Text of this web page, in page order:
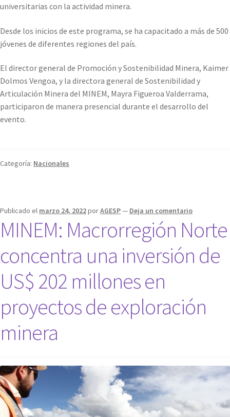
universitarias con la actividad minera.
Desde los inicios de este programa, se ha capacitado a más de 500
jóvenes de diferentes regiones del país.
El director general de Promoción y Sostenibilidad Minera, Kaimer
Dolmos Vengoa, y la directora general de Sostenibilidad y
Articulación Minera del MINEM, Mayra Figueroa Valderrama,
participaron de manera presencial durante el desarrollo del
evento.
Categoría: Nacionales
Publicado el marzo 24, 2022porAGESP— Deja un comentario
MINEM: Macrorregión Norte
concentra una inversión de
US$ 202 millones en
proyectos de exploración
minera